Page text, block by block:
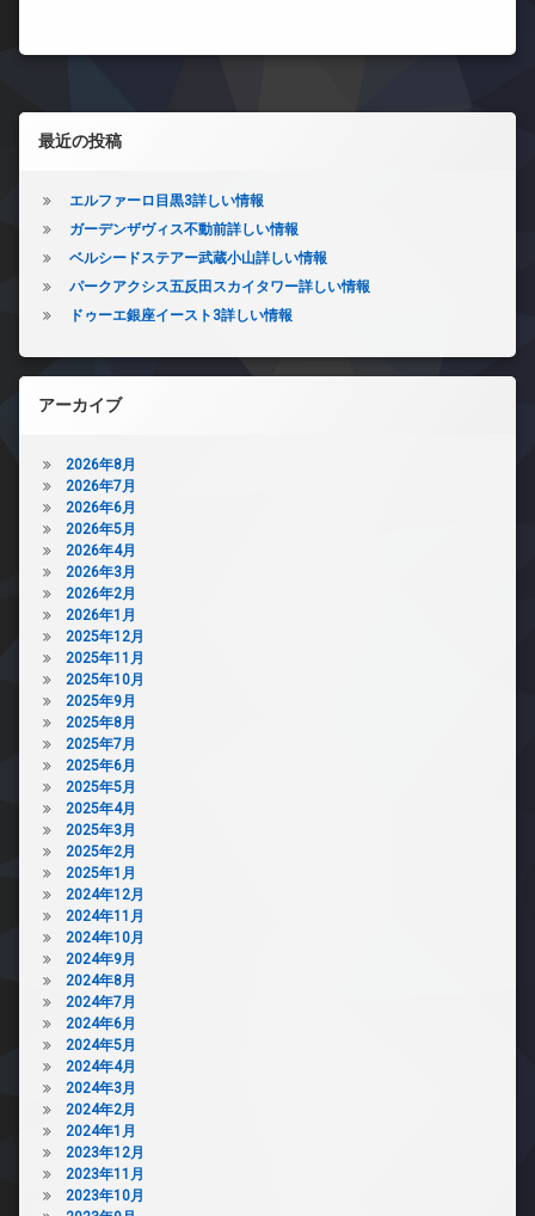
左サイドバー
最近の投稿
エルファーロ目黒3詳しい情報
ガーデンザヴィス不動前詳しい情報
ベルシードステアー武蔵小山詳しい情報
パークアクシス五反田スカイタワー詳しい情報
ドゥーエ銀座イースト3詳しい情報
アーカイブ
2026年8月
2026年7月
2026年6月
2026年5月
2026年4月
2026年3月
2026年2月
2026年1月
2025年12月
2025年11月
2025年10月
2025年9月
2025年8月
2025年7月
2025年6月
2025年5月
2025年4月
2025年3月
2025年2月
2025年1月
2024年12月
2024年11月
2024年10月
2024年9月
2024年8月
2024年7月
2024年6月
2024年5月
2024年4月
2024年3月
2024年2月
2024年1月
2023年12月
2023年11月
2023年10月